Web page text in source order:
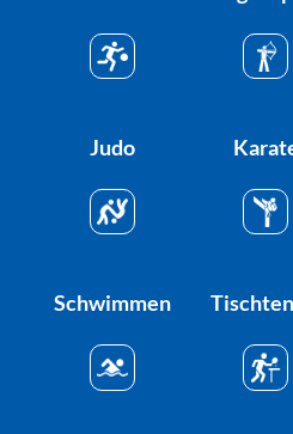
Judo
Schwimmen